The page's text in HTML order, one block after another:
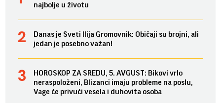
najbolje u životu
Danas je Sveti Ilija Gromovnik: Običaji su brojni, ali
jedan je posebno važan!
HOROSKOP ZA SREDU, 5. AVGUST: Bikovi vrlo
neraspoloženi, Blizanci imaju probleme na poslu,
Vage će privući vesela i duhovita osoba